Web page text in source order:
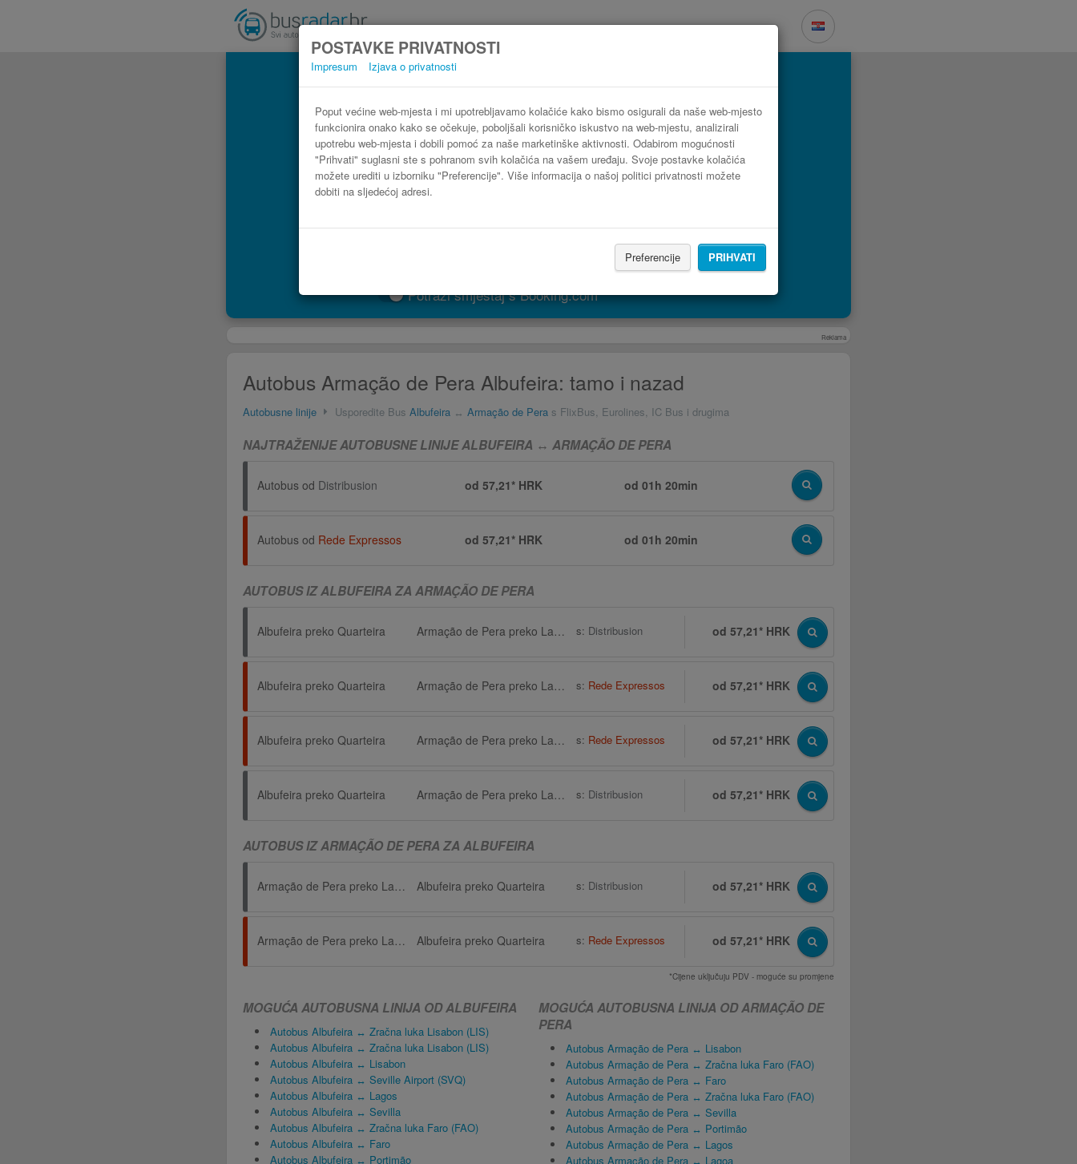
POSTAVKE PRIVATNOSTI
Impresum Izjava o privatnosti
Poput većine web-mjesta i mi upotrebljavamo kolačiće kako bismo osigurali da naše web-mjesto
funkcionira onako kako se očekuje, poboljšali korisničko iskustvo na web-mjestu, analizirali
upotrebu web-mjesta i dobili pomoć za naše marketinške aktivnosti. Odabirom mogućnosti
"Prihvati" suglasni ste s pohranom svih kolačića na vašem uređaju. Svoje postavke kolačića
možete urediti u izborniku "Preferencije". Više informacija o našoj politici privatnosti možete
dobiti na sljedećoj adresi.
Preferencije PRIHVATI
Autobus Albufeira Armação de Pera
Potraži smještaj s Booking.com
Reklama
Autobus Armação de Pera Albufeira: tamo i nazad
Autobusne linije Usporedite Bus Albufeira ↔ Armação de Pera s FlixBus, Eurolines, IC Bus i drugima
NAJTRAŽENIJE AUTOBUSNE LINIJE ALBUFEIRA ↔ ARMAÇÃO DE PERA
Autobus od Distribusion od 57,21* HRK od01h 20min
Autobus od Rede Expressos od 57,21* HRK od01h 20min
AUTOBUS IZ ALBUFEIRA ZA ARMAÇÃO DE PERA
Albufeira preko Quarteira Armação de Pera preko Lagoa s: Distribusion od 57,21* HRK
Albufeira preko Quarteira Armação de Pera preko Lagoa s: Rede Expressos od 57,21* HRK
Albufeira preko Quarteira Armação de Pera preko Lagoa s: Rede Expressos od 57,21* HRK
Albufeira preko Quarteira Armação de Pera preko Lagoa s: Distribusion od 57,21* HRK
AUTOBUS IZ ARMAÇÃO DE PERA ZA ALBUFEIRA
Armação de Pera preko Lagoa Albufeira preko Quarteira s: Distribusion od 57,21* HRK
Armação de Pera preko Lagoa Albufeira preko Quarteira s: Rede Expressos od 57,21* HRK
*Cijene uključuju PDV - moguće su promjene
MOGUĆA AUTOBUSNA LINIJA OD ALBUFEIRA
Autobus Albufeira ↔ Zračna luka Lisabon (LIS)
Autobus Albufeira ↔ Zračna luka Lisabon (LIS)
Autobus Albufeira ↔ Lisabon
Autobus Albufeira ↔ Seville Airport (SVQ)
Autobus Albufeira ↔ Lagos
Autobus Albufeira ↔ Sevilla
Autobus Albufeira ↔ Zračna luka Faro (FAO)
Autobus Albufeira ↔ Faro
Autobus Albufeira ↔ Portimão
MOGUĆA AUTOBUSNA LINIJA OD ARMAÇÃO DE
PERA
Autobus Armação de Pera ↔ Lisabon
Autobus Armação de Pera ↔ Zračna luka Faro (FAO)
Autobus Armação de Pera ↔ Faro
Autobus Armação de Pera ↔ Zračna luka Faro (FAO)
Autobus Armação de Pera ↔ Sevilla
Autobus Armação de Pera ↔ Portimão
Autobus Armação de Pera ↔ Lagos
Autobus Armação de Pera ↔ Lagoa